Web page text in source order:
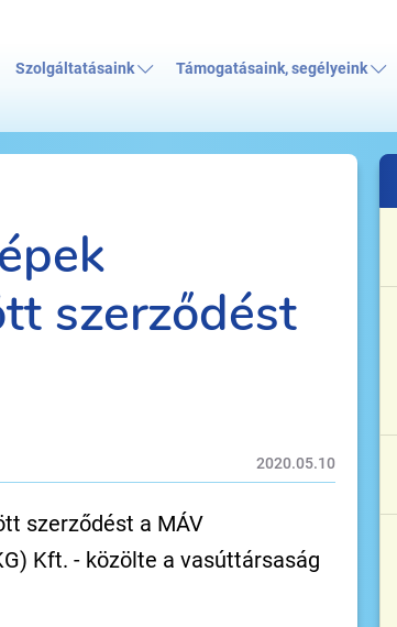
Szolgáltatásaink Támogatásaink, segélyeink
szerződést
2020.05.10
szerződést a MÁV
Kft. - közölte a vasúttársaság